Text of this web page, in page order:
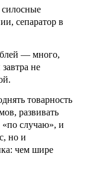
сепаратор в
— много,
не
товарность
развивать
случаю», и
но и
чем шире